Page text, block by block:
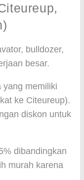
bulldozer,
besar.
yang memiliki
ke Citeureup).
diskon untuk
dibandingkan
murah karena